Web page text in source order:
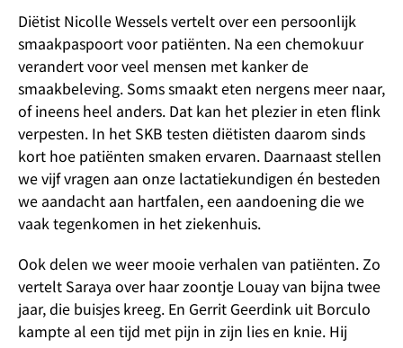
Diëtist Nicolle Wessels vertelt over een persoonlijk
smaakpaspoort voor patiënten. Na een chemokuur
verandert voor veel mensen met kanker de
smaakbeleving. Soms smaakt eten nergens meer naar,
of ineens heel anders. Dat kan het plezier in eten flink
verpesten. In het SKB testen diëtisten daarom sinds
kort hoe patiënten smaken ervaren. Daarnaast stellen
we vijf vragen aan onze lactatiekundigen én besteden
we aandacht aan hartfalen, een aandoening die we
vaak tegenkomen in het ziekenhuis.
Ook delen we weer mooie verhalen van patiënten. Zo
vertelt Saraya over haar zoontje Louay van bijna twee
jaar, die buisjes kreeg. En Gerrit Geerdink uit Borculo
kampte al een tijd met pijn in zijn lies en knie. Hij